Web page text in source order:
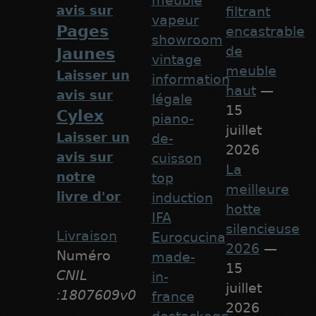
avis sur
Pages
Jaunes
Laisser un
avis sur
Cylex
Laisser un
avis sur
notre
livre d'or
Livraison
Numéro
CNIL
:1807609v0
vapeur
showroom
vintage
information
légale
piano-
de-
cuisson
top
induction
IFA
Eurocucina
made-
in-
france
filtrant
encastrable
de
meuble
haut —
15
juillet
2026
La
meilleure
hotte
silencieuse
2026 —
15
juillet
2026